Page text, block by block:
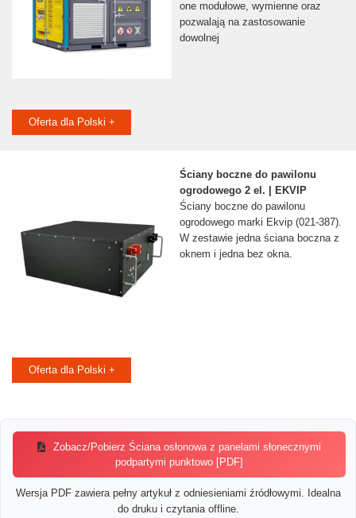
one modułowe, wymienne oraz
pozwalają na zastosowanie
dowolnej
Oferta dla Polski +
Ściany boczne do pawilonu
ogrodowego 2 el. | EKVIP
Ściany boczne do pawilonu
ogrodowego marki Ekvip (021-387).
W zestawie jedna ściana boczna z
oknem i jedna bez okna.
Oferta dla Polski +
Zobacz/Pobierz Ściana osłonowa z panelami słonecznymi
podpartymi punktowo [PDF]
Wersja PDF zawiera pełny artykuł z odniesieniami źródłowymi. Idealna
do druku i czytania offline.